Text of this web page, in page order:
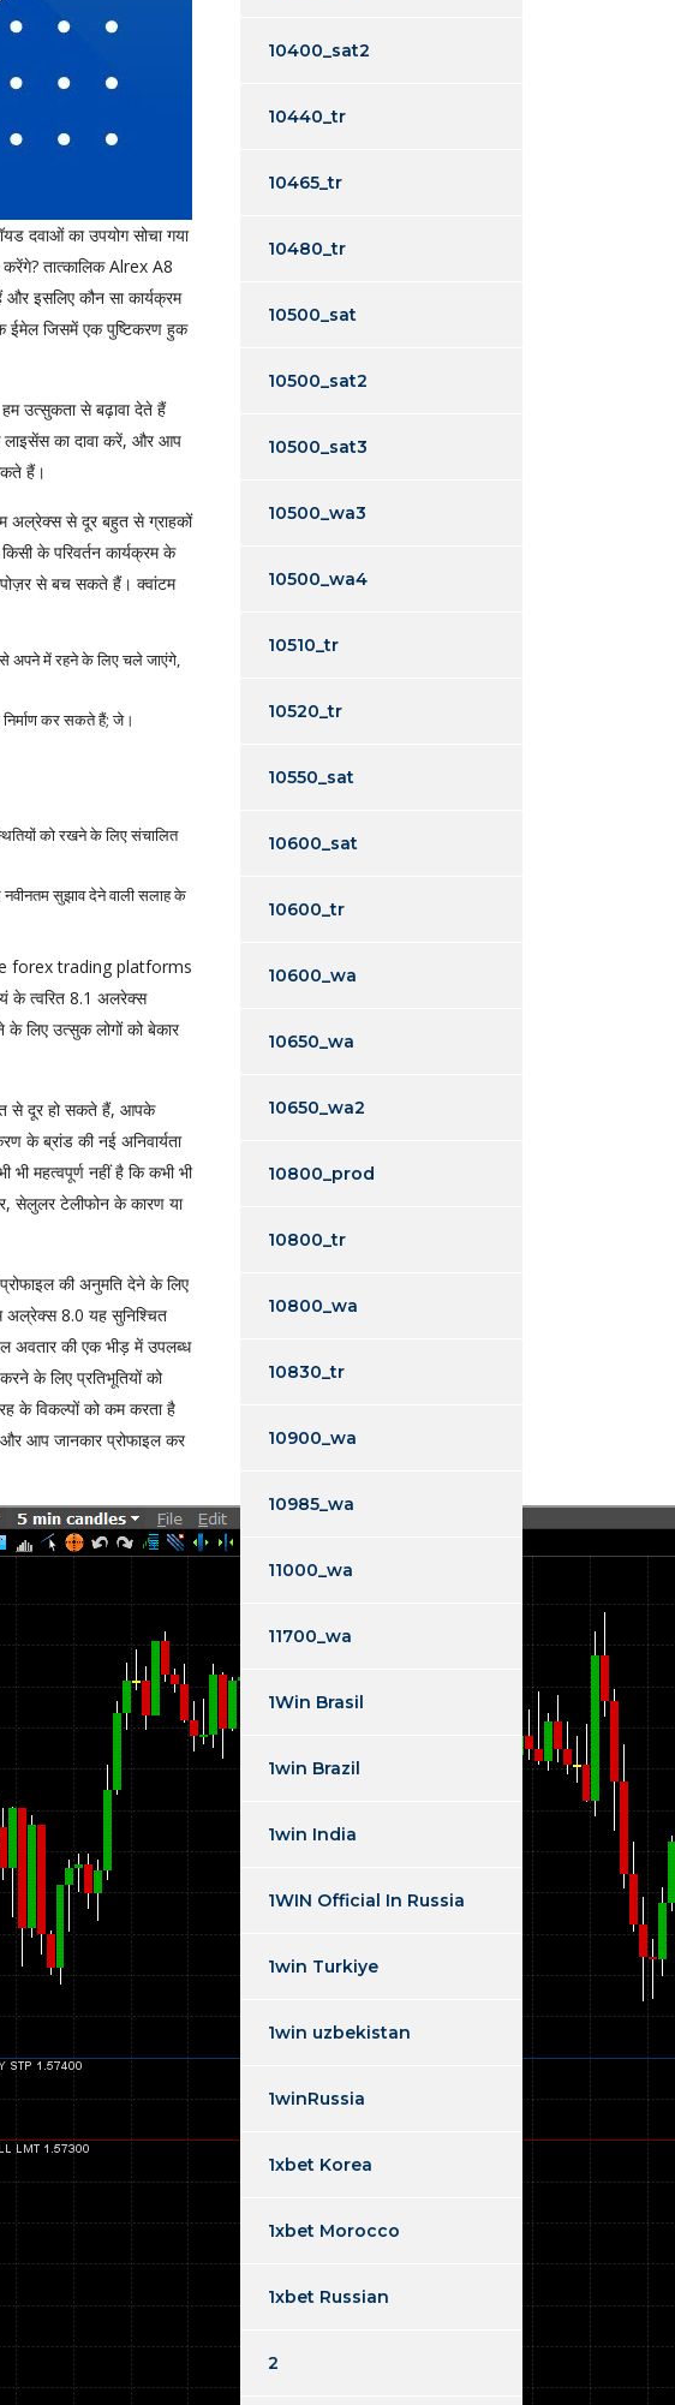
दवाओं का उपयोग सोचा गया
तात्कालिक Alrex A8
इसलिए कौन सा कार्यक्रम
ईमेल जिसमें एक पुष्टिकरण हुक
हम उत्सुकता से बढ़ावा देते हैं
का दावा करें, और आप
हैं।
अल्रेक्स से दूर बहुत से ग्राहकों
के परिवर्तन कार्यक्रम के
से बच सकते हैं। क्वांटम
से अपने में रहने के लिए चले जाएंगे,
कर सकते हैं; जे।
को रखने के लिए संचालित
सुझाव देने वाली सलाह के
के त्वरित 8.1 अलरेक्स
के लिए उत्सुक लोगों को बेकार
से दूर हो सकते हैं, आपके
के ब्रांड की नई अनिवार्यता
महत्वपूर्ण नहीं है कि कभी भी
सेलुलर टेलीफोन के कारण या
की अनुमति देने के लिए
अल्रेक्स 8.0 यह सुनिश्चित
अवतार की एक भीड़ में उपलब्ध
के लिए प्रतिभूतियों को
के विकल्पों को कम करता है
आप जानकार प्रोफाइल कर
10400_sat2
10440_tr
10465_tr
10480_tr
10500_sat
10500_sat2
10500_sat3
10500_wa3
10500_wa4
10510_tr
10520_tr
10550_sat
10600_sat
10600_tr
10600_wa
10650_wa
10650_wa2
10800_prod
10800_tr
10800_wa
10830_tr
10900_wa
10985_wa
11000_wa
11700_wa
1Win Brasil
1win Brazil
1win India
1WIN Official In Russia
1win Turkiye
1win uzbekistan
1winRussia
1xbet Korea
1xbet Morocco
1xbet Russian
2